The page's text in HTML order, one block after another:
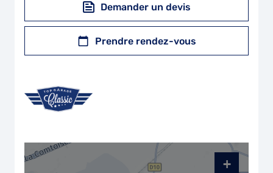
Demander un devis
Prendre rendez-vous
+